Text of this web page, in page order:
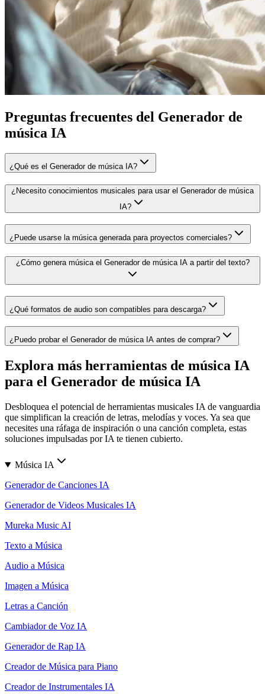
Preguntas frecuentes del Generador de
música IA
¿Qué es el Generador de música IA?
¿Necesito conocimientos musicales para usar el Generador de música
IA?
¿Puede usarse la música generada para proyectos comerciales?
¿Cómo genera música el Generador de música IA a partir del texto?
¿Qué formatos de audio son compatibles para descarga?
¿Puedo probar el Generador de música IA antes de comprar?
Explora más herramientas de música IA
para el Generador de música IA
Desbloquea el potencial de herramientas musicales IA de vanguardia
que simplifican la creación de letras, melodías y voces. Ya sea que
necesites una ráfaga de inspiración o una canción completa, estas
soluciones impulsadas por IA te tienen cubierto.
Música IA
Generador de Canciones IA
Generador de Videos Musicales IA
Mureka Music AI
Texto a Música
Audio a Música
Imagen a Música
Letras a Canción
Cambiador de Voz IA
Generador de Rap IA
Creador de Música para Piano
Creador de Instrumentales IA